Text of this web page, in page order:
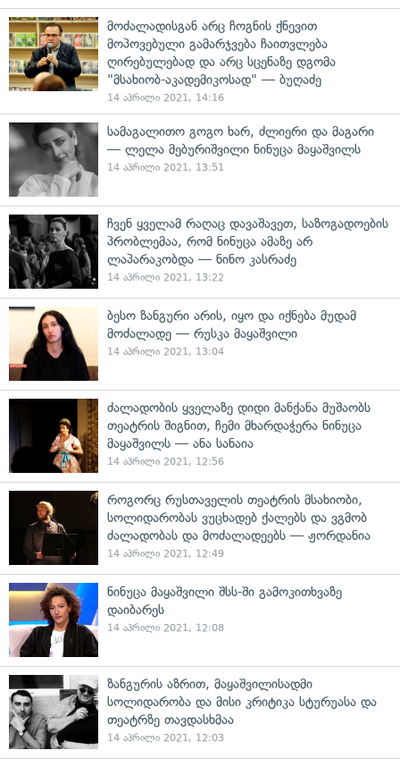
მოძალადისგან არც ჩოგნის ქნევით
მოპოვებული გამარჯვება ჩაითვლება
ღირებულებად და არც სცენაზე დგომა
"მსახიობ-აკადემიკოსად" — ბუღაძე
14 აპრილი 2021, 14:16
სამაგალითო გოგო ხარ, ძლიერი და მაგარი
— ლელა მებურიშვილი ნინუცა მაყაშვილს
14 აპრილი 2021, 13:51
ჩვენ ყველამ რაღაც დავაშავეთ, საზოგადოების
პრობლემაა, რომ ნინუცა ამაზე არ
ლაპარაკობდა — ნინო კასრაძე
14 აპრილი 2021, 13:22
ბესო ზანგური არის, იყო და იქნება მუდამ
მოძალადე — რუსკა მაყაშვილი
14 აპრილი 2021, 13:04
ძალადობის ყველაზე დიდი მანქანა მუშაობს
თეატრის შიგნით, ჩემი მხარდაჭერა ნინუცა
მაყაშვილს — ანა სანაია
14 აპრილი 2021, 12:56
როგორც რუსთაველის თეატრის მსახიობი,
სოლიდარობას ვუცხადებ ქალებს და ვგმობ
ძალადობას და მოძალადეებს — ჟორდანია
14 აპრილი 2021, 12:49
ნინუცა მაყაშვილი შსს-ში გამოკითხვაზე
დაიბარეს
14 აპრილი 2021, 12:08
ზანგურის აზრით, მაყაშვილისადმი
სოლიდარობა და მისი კრიტიკა სტურუასა და
თეატრზე თავდასხმაა
14 აპრილი 2021, 12:03